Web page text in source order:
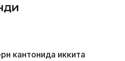
кантонида иккита